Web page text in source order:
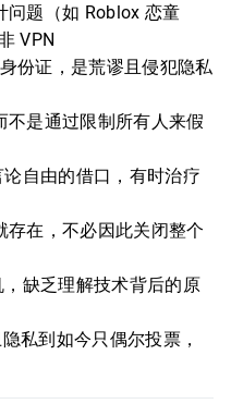
问题（如 Roblox 恋童
VPN
份证，是荒谬且侵犯隐私
不是通过限制所有人来假
自由的借口，有时治疗
存在，不必因此关闭整个
，缺乏理解技术背后的原
私到如今只偶尔投票，